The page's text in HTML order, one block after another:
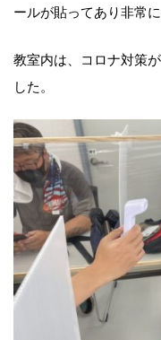
ールが貼ってあり非常に
教室内は、コロナ対策
した。